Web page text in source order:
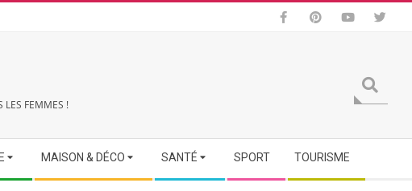
LES FEMMES !
MAISON & DÉCO SANTÉ SPORT TOURISME